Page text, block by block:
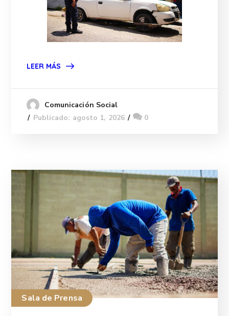
LEER MÁS
Comunicación Social
Publicado: agosto 1, 2026
0
Sala de Prensa